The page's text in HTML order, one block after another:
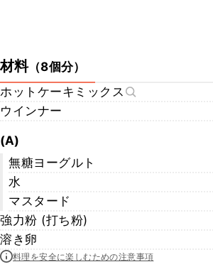
材料（8個分）
ホットケーキミックス
ウインナー
(A)
無糖ヨーグルト
水
マスタード
強力粉 (打ち粉)
溶き卵
料理を安全に楽しむための注意事項